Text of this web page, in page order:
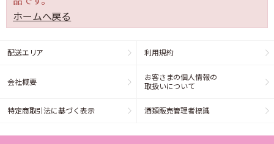
ホームへ戻る
配送エリア 利用規約
会社概要
お客さまの個人情報の
取扱いについて
特定商取引法に基づく表示 酒類販売管理者標識